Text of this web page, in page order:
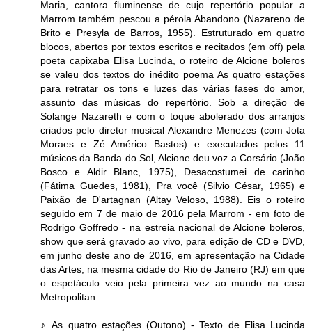
Maria, cantora fluminense de cujo repertório popular a
Marrom também pescou a pérola Abandono (Nazareno de
Brito e Presyla de Barros, 1955). Estruturado em quatro
blocos, abertos por textos escritos e recitados (em off) pela
poeta capixaba Elisa Lucinda, o roteiro de Alcione boleros
se valeu dos textos do inédito poema As quatro estações
para retratar os tons e luzes das várias fases do amor,
assunto das músicas do repertório. Sob a direção de
Solange Nazareth e com o toque abolerado dos arranjos
criados pelo diretor musical Alexandre Menezes (com Jota
Moraes e Zé Américo Bastos) e executados pelos 11
músicos da Banda do Sol, Alcione deu voz a Corsário (João
Bosco e Aldir Blanc, 1975), Desacostumei de carinho
(Fátima Guedes, 1981), Pra você (Silvio César, 1965) e
Paixão de D'artagnan (Altay Veloso, 1988). Eis o roteiro
seguido em 7 de maio de 2016 pela Marrom - em foto de
Rodrigo Goffredo - na estreia nacional de Alcione boleros,
show que será gravado ao vivo, para edição de CD e DVD,
em junho deste ano de 2016, em apresentação na Cidade
das Artes, na mesma cidade do Rio de Janeiro (RJ) em que
o espetáculo veio pela primeira vez ao mundo na casa
Metropolitan:
♪ As quatro estações (Outono) - Texto de Elisa Lucinda